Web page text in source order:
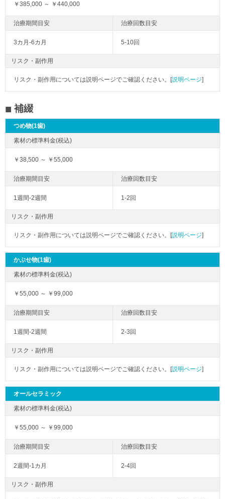
￥385,000 ～ ￥440,000
3カ月-6カ月 5-10回
リスク・副作用
リスク・副作用については説明ページでご確認ください。[説明ページ]
補綴
つめ物(1歯)
￥38,500 ～ ￥55,000
1週間-2週間 1-2回
リスク・副作用
リスク・副作用については説明ページでご確認ください。[説明ページ]
かぶせ物(1歯)
￥55,000 ～ ￥99,000
1週間-2週間 2-3回
リスク・副作用
リスク・副作用については説明ページでご確認ください。[説明ページ]
オールセラミック
￥55,000 ～ ￥99,000
2週間-1カ月 2-4回
リスク・副作用